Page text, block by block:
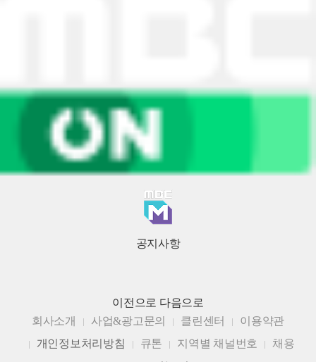
공지사항
이전으로 다음으로
회사소개
사업&광고문의 클린센터
이용약관
개인정보처리방침
큐톤 지역별 채널번호
채용